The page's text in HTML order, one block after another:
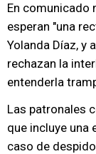
En comunicado
esperan "una
Yolanda Díaz, y
rechazan la
entenderla
Las patronales
que incluye una
caso de